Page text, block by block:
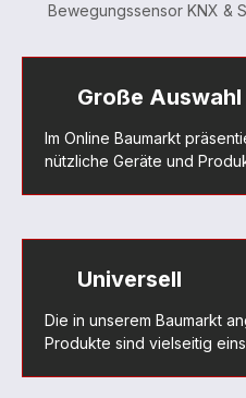
Bewegungssensor KNX &
Große Auswahl
Im Online Baumarkt
nützliche Geräte und
Universell
Die in unserem Baumarkt
Produkte sind vielseitig